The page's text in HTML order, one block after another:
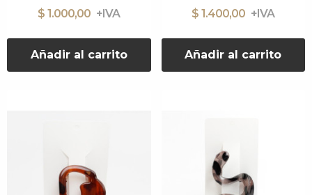
$ 1.000,00
Añadir al carrito
$ 1.400,00
Añadir al carrito